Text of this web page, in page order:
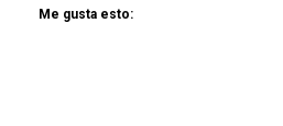
Me gusta esto: